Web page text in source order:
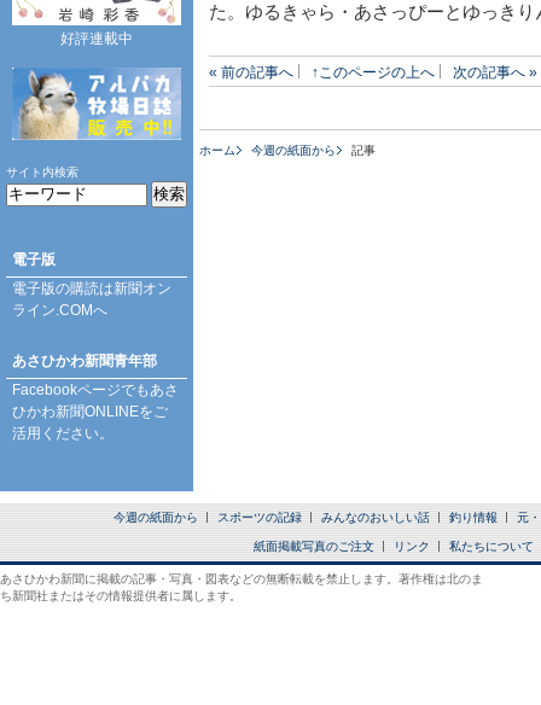
た。ゆるきゃら・あさっぴーとゆっき
« 前の記事へ ↑このページの上へ 次の記事へ »
ホーム 今週の紙面から 記事
好評連載中
サイト内検索
電子版
電子版の購読は新聞オン
ライン.COMへ
あさひかわ新聞青年部
Facebookページでもあさ
ひかわ新聞ONLINEをご
活用ください。
今週の紙面から スポーツの記録 みんなのおいしい話 釣り情報 元
紙面掲載写真のご注文 リンク 私たちについて
あさひかわ新聞に掲載の記事・写真・図表などの無断転載を禁止します。著作権は北のま
ち新聞社またはその情報提供者に属します。